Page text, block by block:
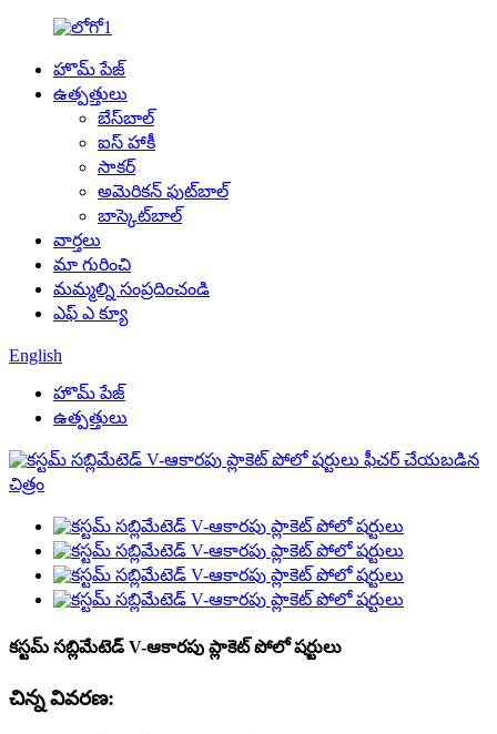
హొమ్ పేజ్
ఉత్పత్తులు
బేస్‌బాల్
ఐస్ హాకీ
సాకర్
అమెరికన్ ఫుట్‌బాల్
బాస్కెట్‌బాల్
వార్తలు
మా గురించి
మమ్మల్ని సంప్రదించండి
ఎఫ్ ఎ క్యూ
English
హొమ్ పేజ్
ఉత్పత్తులు
కస్టమ్ సబ్లిమేటెడ్ V-ఆకారపు ప్లాకెట్ పోలో షర్టులు
చిన్న వివరణ: